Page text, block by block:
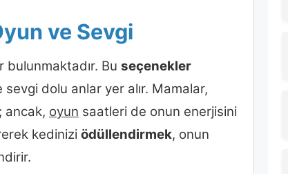
ve Sevgi
Bu seçenekler
sevgi dolu anlar yer alır. Mamalar,
ancak, oyun saatleri de onun enerjisini
kedinizi ödüllendirmek, onun